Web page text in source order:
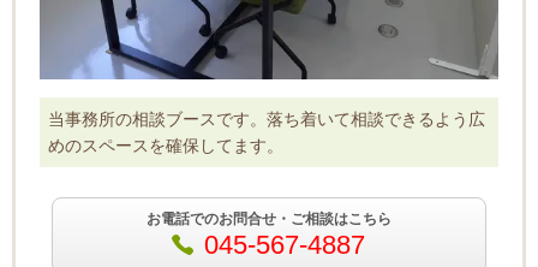
当事務所の相談ブースです。落ち着いて相談できるよう広
めのスペースを確保してます。
お電話でのお問合せ・ご相談はこちら
045-567-4887